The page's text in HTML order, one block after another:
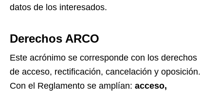
datos de los interesados.
Derechos ARCO
Este acrónimo se corresponde con los derechos
de acceso, rectificación, cancelación y oposición.
Con el Reglamento se amplían: acceso,